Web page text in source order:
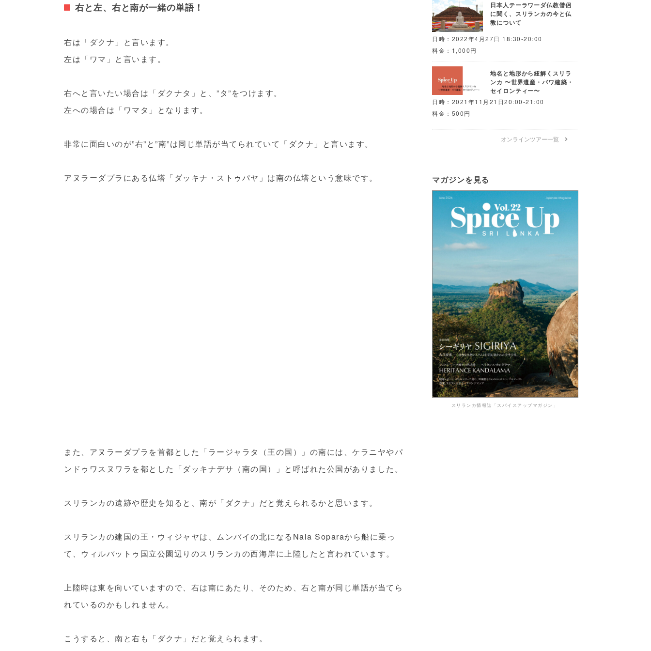
右と左、右と南が一緒の単語！
右は「ダクナ」と言います。
左は「ワマ」と言います。
右へと言いたい場合は「ダクナタ」と、”タ”をつけます。
左への場合は「ワマタ」となります。
非常に面白いのが”右”と”南”は同じ単語が当てられていて「ダクナ」と言います。
アヌラーダプラにある仏塔「ダッキナ・ストゥパヤ」は南の仏塔という意味です。
また、アヌラーダプラを首都とした「ラージャラタ（王の国）」の南には、ケラニヤやパ
ンドゥワスヌワラを都とした「ダッキナデサ（南の国）」と呼ばれた公国がありました。
スリランカの遺跡や歴史を知ると、南が「ダクナ」だと覚えられるかと思います。
スリランカの建国の王・ウィジャヤは、ムンバイの北になるNala Soparaから船に乗っ
て、ウィルパットゥ国立公園辺りのスリランカの西海岸に上陸したと言われています。
上陸時は東を向いていますので、右は南にあたり、そのため、右と南が同じ単語が当てら
れているのかもしれません。
こうすると、南と右も「ダクナ」だと覚えられます。
日本人テーラワーダ仏教僧侶
に聞く、スリランカの今と仏
教について
日時：2022年4月27日 18:30-20:00
料金：1,000円
地名と地形から紐解くスリラ
ンカ 〜世界遺産・バワ建築・
セイロンティー〜
日時：2021年11月21日20:00-21:00
料金：500円
オンラインツアー一覧
マガジンを見る
スリランカ情報誌「スパイスアップマガジン」